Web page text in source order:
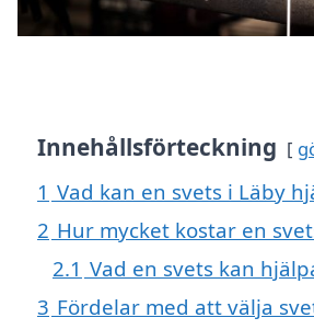
Innehållsförteckning
1 Vad kan en svets i Läby
2 Hur mycket kostar en
2.1 Vad en svets kan
3 Fördelar med att välja